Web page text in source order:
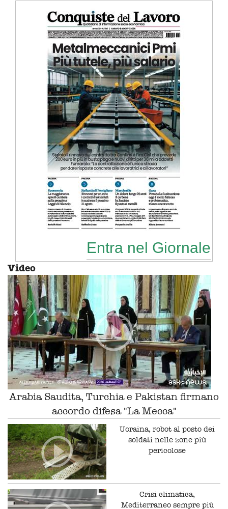
Entra nel Giornale
Video
Arabia Saudita, Turchia e Pakistan firmano
accordo difesa "La Mecca"
Ucraina, robot al posto dei
soldati nelle zone più
pericolose
Crisi climatica,
Mediterraneo sempre più